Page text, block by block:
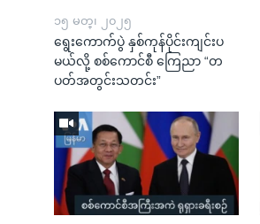
၁၅ မတ္၊ ၂၀၂၅
ရွေးကောက်ပွဲ နှစ်ကုန်ပိုင်းကျင်းပ
မယ်လို့ စစ်ကောင်စီ ကြေညာ “တ
ပတ်အတွင်းသတင်း”